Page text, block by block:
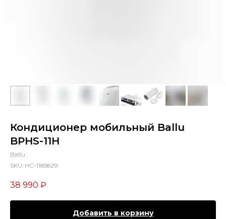
Кондиционер мобильный Ballu
BPHS-11H
Ballu
SKU: НС-1185829
38 990 ₽
Добавить в корзину